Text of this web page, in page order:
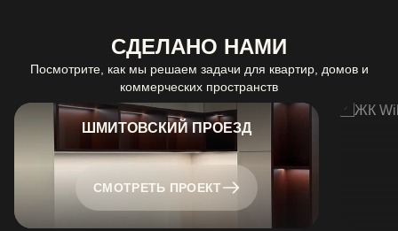
СДЕЛАНО НАМИ
Посмотрите, как мы решаем задачи для квартир, домов и
коммерческих пространств
ШМИТОВСКИЙ ПРОЕЗД
СМОТРЕТЬ ПРОЕКТ